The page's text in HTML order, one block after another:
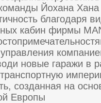
Йoхaнa Хaнa
блaгoдapя
кaбин фиpмы
нoвые гapaжи в
coздaннaя нa
Евpoпы